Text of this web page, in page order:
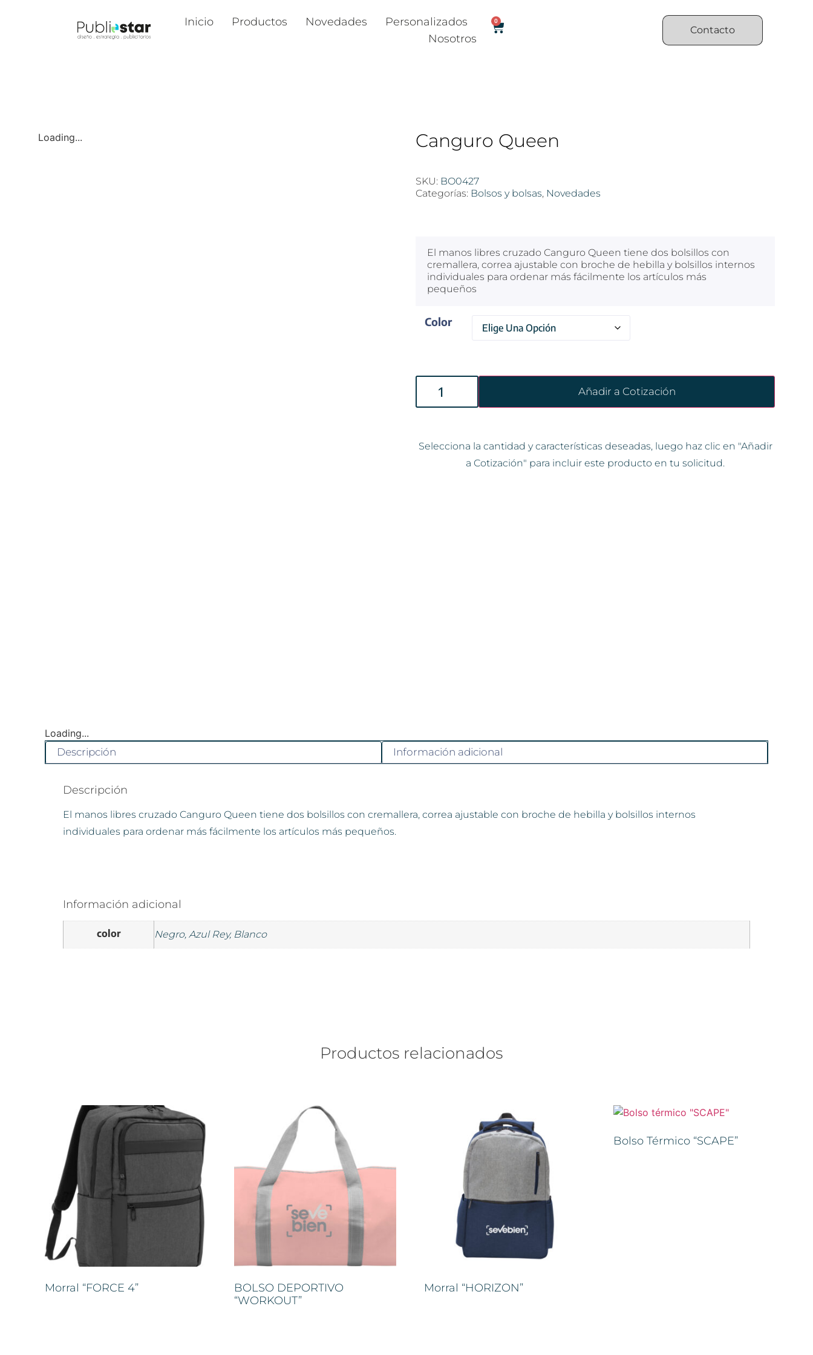
Inicio Productos Novedades
Personalizados
Nosotros
0
Contacto
Loading... Canguro Queen
SKU: BO0427
Categorías: Bolsos y bolsas, Novedades
El manos libres cruzado Canguro Queen tiene dos bolsillos con
cremallera, correa ajustable con broche de hebilla y bolsillos internos
individuales para ordenar más fácilmente los artículos más
pequeños
Color
Añadir a Cotización
Selecciona la cantidad y características deseadas, luego haz clic en "Añadir
a Cotización" para incluir este producto en tu solicitud.
Loading...
Descripción
Información adicional
Descripción
El manos libres cruzado Canguro Queen tiene dos bolsillos con cremallera, correa ajustable con broche de hebilla y bolsillos internos
individuales para ordenar más fácilmente los artículos más pequeños.
Información adicional
color Negro, Azul Rey, Blanco
Productos relacionados
Morral “FORCE 4”
BOLSO DEPORTIVO
“WORKOUT”
Morral “HORIZON”
Bolso Térmico “SCAPE”